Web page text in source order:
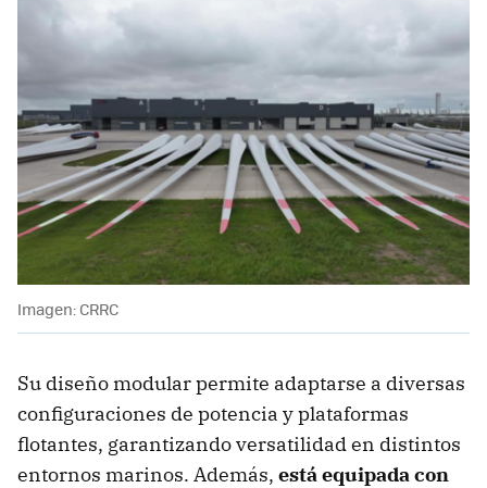
Imagen: CRRC
Su diseño modular permite adaptarse a diversas
configuraciones de potencia y plataformas
flotantes, garantizando versatilidad en distintos
entornos marinos. Además, está equipada con